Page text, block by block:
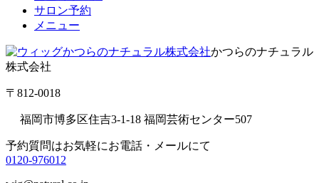
サロン予約
メニュー
かつらのナチュラル
株式会社
〒812-0018
福岡市博多区住吉3-1-18 福岡芸術センター507
予約質問はお気軽にお電話・メールにて
0120-976012